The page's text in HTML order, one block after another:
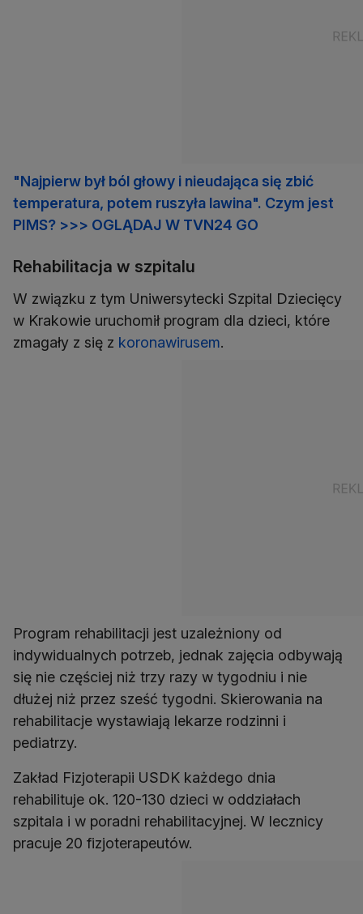
"Najpierw był ból głowy i nieudająca się zbić
temperatura, potem ruszyła lawina". Czym jest
PIMS? >>> OGLĄDAJ W TVN24 GO
Rehabilitacja w szpitalu
W związku z tym Uniwersytecki Szpital Dziecięcy
w Krakowie uruchomił program dla dzieci, które
zmagały z się z koronawirusem.
Program rehabilitacji jest uzależniony od
indywidualnych potrzeb, jednak zajęcia odbywają
się nie częściej niż trzy razy w tygodniu i nie
dłużej niż przez sześć tygodni. Skierowania na
rehabilitacje wystawiają lekarze rodzinni i
pediatrzy.
Zakład Fizjoterapii USDK każdego dnia
rehabilituje ok. 120-130 dzieci w oddziałach
szpitala i w poradni rehabilitacyjnej. W lecznicy
pracuje 20 fizjoterapeutów.